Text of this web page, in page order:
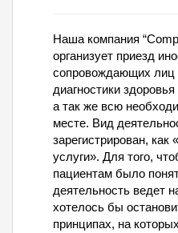
Наша компания
организует приезд
сопровождающих
диагностики
а так же всю
месте. Вид
зарегистрирован, как
услуги». Для того,
пациентам было
деятельность ведет
хотелось бы
принципах, на